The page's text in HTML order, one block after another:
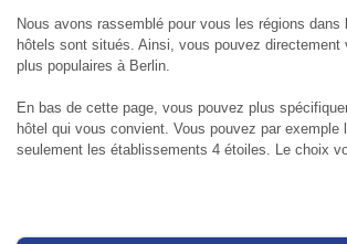
Nous avons rassemblé pour vous les régions dans
hôtels sont situés. Ainsi, vous pouvez directement
plus populaires à Berlin.
En bas de cette page, vous pouvez plus
hôtel qui vous convient. Vous pouvez par exemple
seulement les établissements 4 étoiles. Le choix